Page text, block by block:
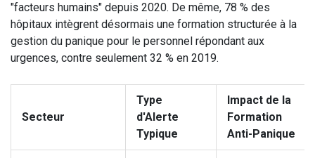
"facteurs humains" depuis 2020. De même, 78 % des
hôpitaux intègrent désormais une formation structurée à la
gestion du panique pour le personnel répondant aux
urgences, contre seulement 32 % en 2019.
Secteur
Type
d'Alerte
Typique
Impact de la
Formation
Anti-Panique